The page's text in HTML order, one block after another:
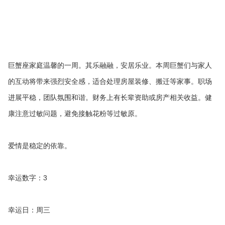
巨蟹座家庭温馨的一周。其乐融融，安居乐业。本周巨蟹们与家人
的互动将带来强烈安全感，适合处理房屋装修、搬迁等家事。职场
进展平稳，团队氛围和谐。财务上有长辈资助或房产相关收益。健
康注意过敏问题，避免接触花粉等过敏原。
爱情是稳定的依靠。
幸运数字：3
幸运日：周三